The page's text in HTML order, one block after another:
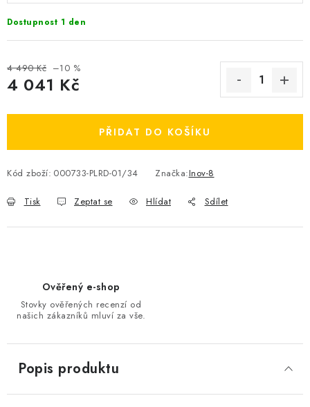
ZNAČKY
Ceník dopravy
Jak vyměnit nebo vrátit zboží
Ochrana osobních údajů
Zásady používání souborů cookies
Kontakt
Dostupnost 1 den
4 490 Kč –10 %
4 041 Kč
PŘIDAT DO KOŠÍKU
Kód zboží: 000733-PLRD-01/34 Značka:Inov-8
Tisk Zeptat se Hlídat Sdílet
Ověřený e-shop
Stovky ověřených recenzí od
našich zákazníků mluví za vše.
Popis produktu